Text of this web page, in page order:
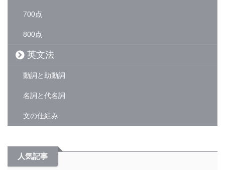
700点
800点
英文法
動詞と助動詞
名詞と代名詞
文の仕組み
人気記事